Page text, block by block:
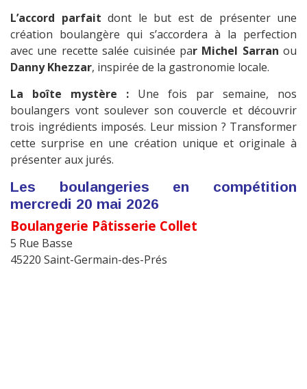
L’accord parfait dont le but est de présenter une
création boulangère qui s’accordera à la perfection
avec une recette salée cuisinée par Michel Sarran ou
Danny Khezzar, inspirée de la gastronomie locale.
La boîte mystère : Une fois par semaine, nos
boulangers vont soulever son couvercle et découvrir
trois ingrédients imposés. Leur mission ? Transformer
cette surprise en une création unique et originale à
présenter aux jurés.
Les boulangeries en compétition
mercredi 20 mai 2026
Boulangerie Pâtisserie Collet
5 Rue Basse
45220 Saint-Germain-des-Prés